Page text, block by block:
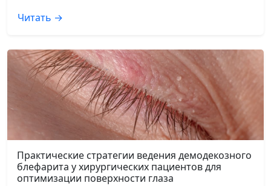
Читать →
Практические стратегии ведения демодекозного
блефарита у хирургических пациентов для
оптимизации поверхности глаза